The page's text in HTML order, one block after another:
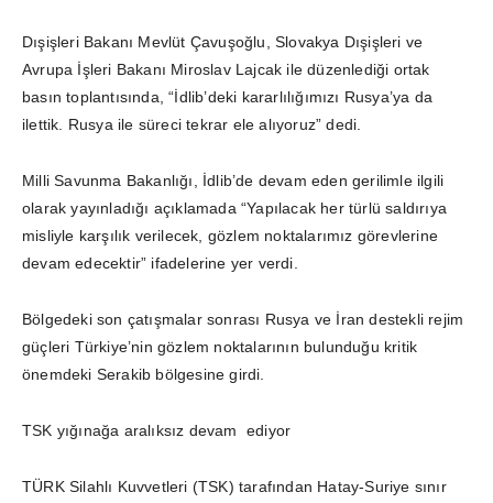
Dışişleri Bakanı Mevlüt Çavuşoğlu, Slovakya Dışişleri ve
Avrupa İşleri Bakanı Miroslav Lajcak ile düzenlediği ortak
basın toplantısında, “İdlib’deki kararlılığımızı Rusya’ya da
ilettik. Rusya ile süreci tekrar ele alıyoruz” dedi.
Milli Savunma Bakanlığı, İdlib’de devam eden gerilimle ilgili
olarak yayınladığı açıklamada “Yapılacak her türlü saldırıya
misliyle karşılık verilecek, gözlem noktalarımız görevlerine
devam edecektir” ifadelerine yer verdi.
Bölgedeki son çatışmalar sonrası Rusya ve İran destekli rejim
güçleri Türkiye’nin gözlem noktalarının bulunduğu kritik
önemdeki Serakib bölgesine girdi.
TSK yığınağa aralıksız devam ediyor
TÜRK Silahlı Kuvvetleri (TSK) tarafından Hatay-Suriye sınır